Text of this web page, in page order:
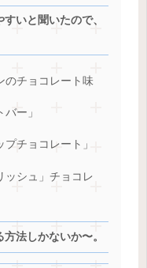
いと聞いたので、
のチョコレート味
ー」
チョコレート」
ッシュ」チョコレ
法しかないか〜。